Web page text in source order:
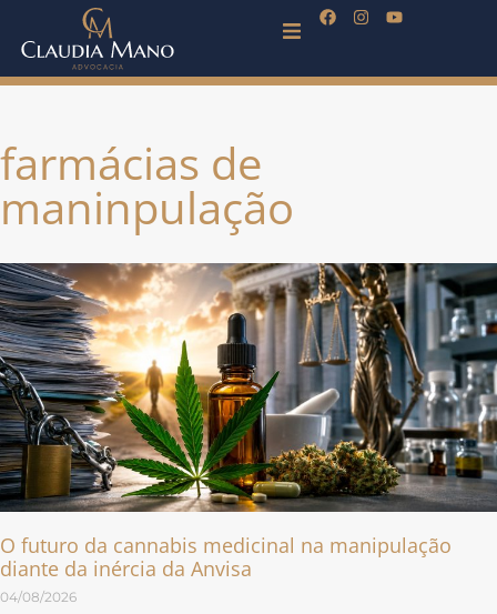
farmácias de
maninpulação
O futuro da cannabis medicinal na manipulação
diante da inércia da Anvisa
04/08/2026